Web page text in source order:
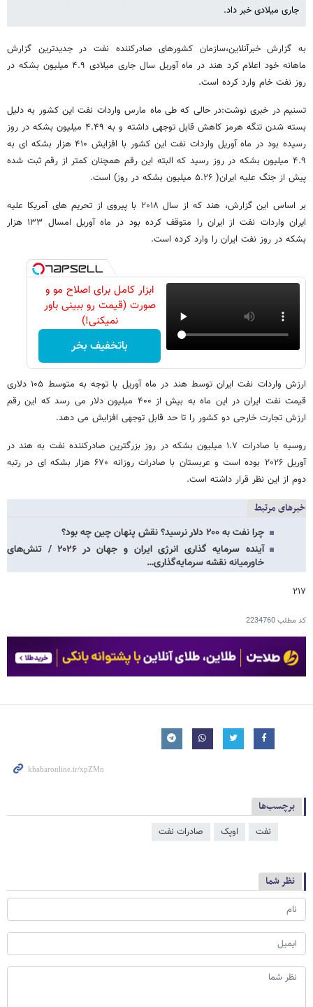
جاری میلادی خبر داد.
به گزارش خبرآنلاین،سازمان کشورهای صادرکننده نفت در جدیدترین گزارش
ماهانه خود اعلام کرد هند در ماه آوریل سال جاری میلادی ۴.۹ میلیون بشکه در
روز نفت خام وارد کرده است.
تسنیم در خبری نوشت:در حالی که طی ماه مارس واردات نفت این کشور به دلیل
بسته شدن تنگه هرمز کاهش قابل توجهی داشته و به ۴.۴۹ میلیون بشکه در روز
رسیده بود در ماه آوریل واردات نفت این کشور با افزایش ۴۱۰ هزار بشکه ای به
۴.۹ میلیون بشکه در روز رسید که البته این رقم همچنان کمتر از رقم ثبت شده
پیش از جنگ علیه ایران( ۵.۲۶ میلیون بشکه در روز) است.
بر اساس این گزارش، هند که از سال ۲۰۱۸ با پیروی از تحریم های آمریکا علیه
ایران واردات نفت از ایران را متوقف کرده بود در ماه آوریل امسال ۱۳۳ هزار
بشکه در روز نفت ایران را وارد کرده است.
ابزار کامل برای اصلاح مو و
صورت (قیمت رو ببینی باور
نمیکنی!)
باتخفیف بخر
ارزش واردات نفت ایران توسط هند در ماه آوریل با توجه به متوسط ۱۰۵ دلاری
قیمت نفت ایران در این ماه به بیش از ۴۰۰ میلیون دلار می رسد که این رقم
ارزش تجارت خارجی دو کشور را تا حد قابل توجهی افزایش می دهد.
روسیه با صادرات ۱.۷ میلیون بشکه در روز بزرگترین صادرکننده نفت به هند در
آوریل ۲۰۲۶ بوده است و عربستان با صادرات روزانه ۶۷۰ هزار بشکه ای در رتبه
دوم از این نظر قرار داشته است.
خبرهای مرتبط
چرا نفت به ۲۰۰ دلار نرسید؟ نقش پنهان چین چه بود؟
آینده سرمایه گذاری انرژی ایران و جهان در ۲۰۲۶ / تنش‌های
خاورمیانه نقشه سرمایه‌گذاری…
۲۱۷
کد مطلب2234760
برچسب‌ها
نفت اوپک صادرات نفت
نظر شما